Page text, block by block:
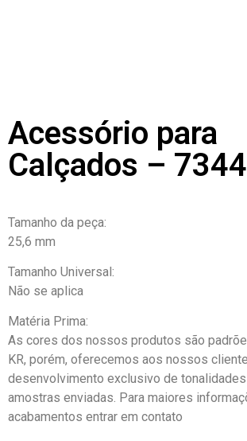
Acessório para
Calçados – 7344
Tamanho da peça:
25,6 mm
Tamanho Universal:
Não se aplica
Matéria Prima:
As cores dos nossos produtos são
KR, porém, oferecemos aos nossos
desenvolvimento exclusivo de
amostras enviadas. Para maiores
acabamentos entrar em contato